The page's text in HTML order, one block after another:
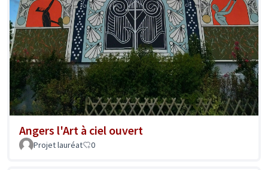
Angers l'Art à ciel ouvert
Projet lauréat 0